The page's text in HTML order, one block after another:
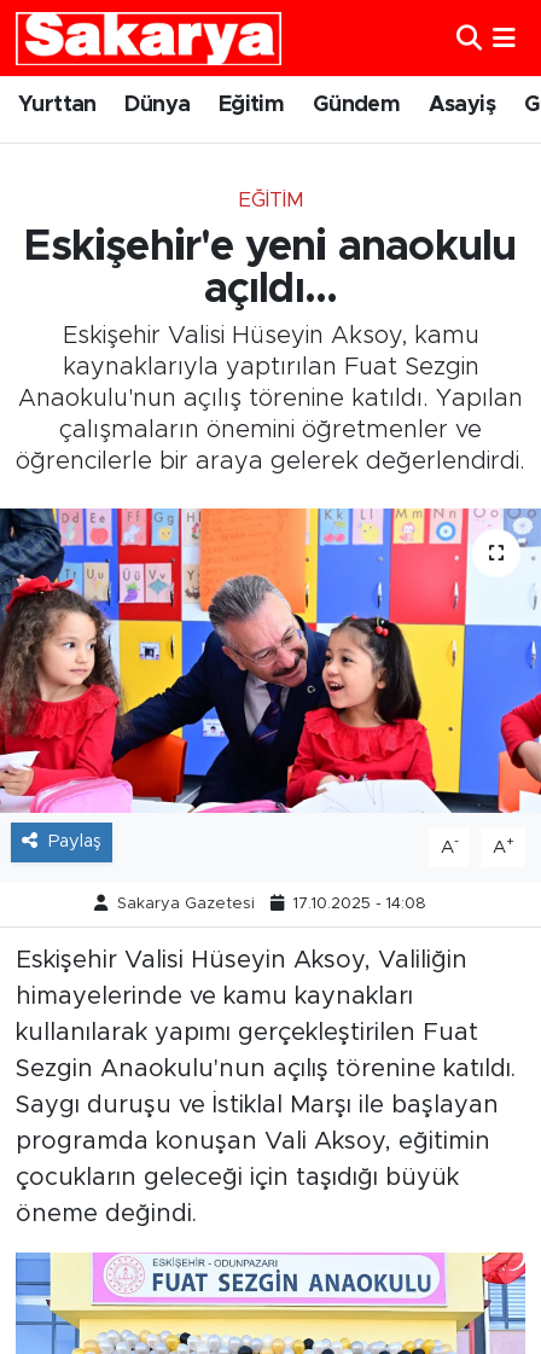
Yurttan Dünya Eğitim Gündem Asayiş
EĞITIM
Eskişehir'e yeni anaokulu
açıldı...
Eskişehir Valisi Hüseyin Aksoy, kamu
kaynaklarıyla yaptırılan Fuat Sezgin
Anaokulu'nun açılış törenine katıldı. Yapılan
çalışmaların önemini öğretmenler ve
öğrencilerle bir araya gelerek değerlendirdi.
Paylaş A- A+
Sakarya Gazetesi 17.10.2025 - 14:08
Eskişehir Valisi Hüseyin Aksoy, Valiliğin
himayelerinde ve kamu kaynakları
kullanılarak yapımı gerçekleştirilen Fuat
Sezgin Anaokulu'nun açılış törenine katıldı.
Saygı duruşu ve İstiklal Marşı ile başlayan
programda konuşan Vali Aksoy, eğitimin
çocukların geleceği için taşıdığı büyük
öneme değindi.
Yurttan
Eskişehirspor
Spor
Sağlık
Kültür Sanat
Tarihçe
Resmi İlanlar
Söyleşi
Foto Şaka
Teknoloji
Politika
Eskişehir Nöbetçi Eczaneler
Eskişehir Trafik Yoğunluk Haritası
Süper Lig Puan Durumu ve Fikstür
Tüm Manşetler
Son Dakika Haberleri
Haber Arşivi